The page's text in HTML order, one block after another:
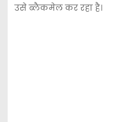
उसे ब्लैकमेल कर रहा है।